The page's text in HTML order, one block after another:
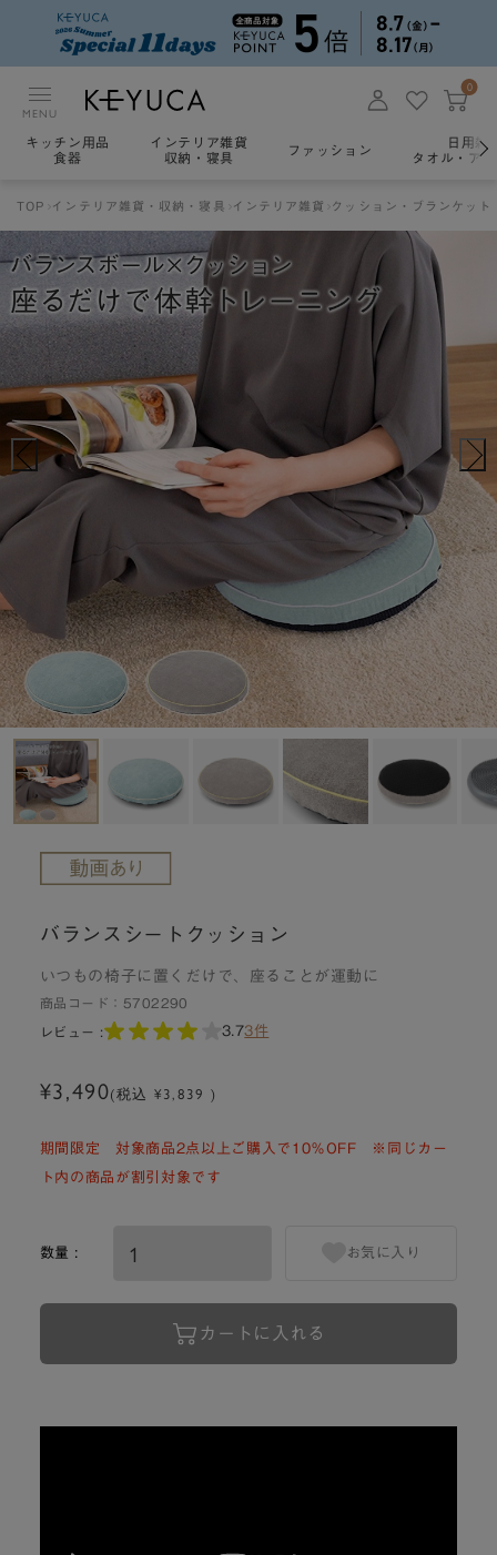
MENU
0
キッチン用品
食器
インテリア雑貨
収納・寝具
ファッション
日用雑
タオル・ア
TOP インテリア雑貨・収納・寝具 インテリア雑貨 クッション・ブランケット
バランスシートクッション
いつもの椅子に置くだけで、座ることが運動に
商品コード： 5702290
レビュー : 3.73件
¥3,490(税込 ¥3,839 )
期間限定 対象商品2点以上ご購入で10％OFF ※同じカー
ト内の商品が割引対象です
数量 :
カートに入れる
お気に入り